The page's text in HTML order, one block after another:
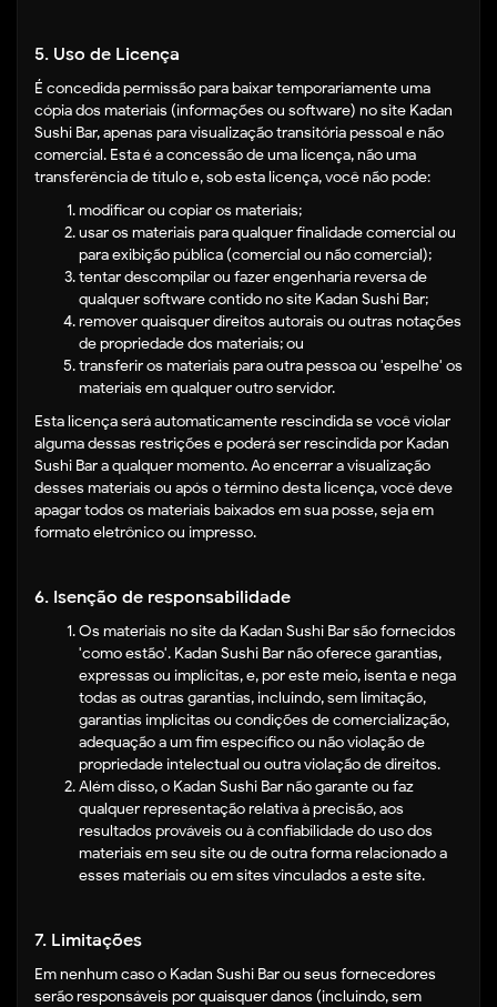
5. Uso de Licença
É concedida permissão para baixar temporariamente uma
cópia dos materiais (informações ou software) no site Kadan
Sushi Bar, apenas para visualização transitória pessoal e não
comercial. Esta é a concessão de uma licença, não uma
transferência de título e, sob esta licença, você não pode:
modificar ou copiar os materiais;
usar os materiais para qualquer finalidade comercial ou
para exibição pública (comercial ou não comercial);
tentar descompilar ou fazer engenharia reversa de
qualquer software contido no site Kadan Sushi Bar;
remover quaisquer direitos autorais ou outras notações
de propriedade dos materiais; ou
transferir os materiais para outra pessoa ou 'espelhe' os
materiais em qualquer outro servidor.
Esta licença será automaticamente rescindida se você violar
alguma dessas restrições e poderá ser rescindida por Kadan
Sushi Bar a qualquer momento. Ao encerrar a visualização
desses materiais ou após o término desta licença, você deve
apagar todos os materiais baixados em sua posse, seja em
formato eletrônico ou impresso.
6. Isenção de responsabilidade
Os materiais no site da Kadan Sushi Bar são fornecidos
'como estão'. Kadan Sushi Bar não oferece garantias,
expressas ou implícitas, e, por este meio, isenta e nega
todas as outras garantias, incluindo, sem limitação,
garantias implícitas ou condições de comercialização,
adequação a um fim específico ou não violação de
propriedade intelectual ou outra violação de direitos.
Além disso, o Kadan Sushi Bar não garante ou faz
qualquer representação relativa à precisão, aos
resultados prováveis ​​ou à confiabilidade do uso dos
materiais em seu site ou de outra forma relacionado a
esses materiais ou em sites vinculados a este site.
7. Limitações
Em nenhum caso o Kadan Sushi Bar ou seus fornecedores
serão responsáveis ​​por quaisquer danos (incluindo, sem